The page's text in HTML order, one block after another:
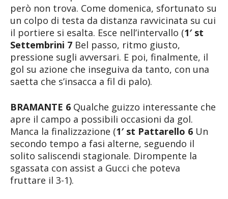
però non trova. Come domenica, sfortunato su
un colpo di testa da distanza ravvicinata su cui
il portiere si esalta. Esce nell’intervallo (1′ st
Settembrini 7 Bel passo, ritmo giusto,
pressione sugli avversari. E poi, finalmente, il
gol su azione che inseguiva da tanto, con una
saetta che s’insacca a fil di palo).
BRAMANTE 6 Qualche guizzo interessante che
apre il campo a possibili occasioni da gol.
Manca la finalizzazione (1′ st Pattarello 6 Un
secondo tempo a fasi alterne, seguendo il
solito saliscendi stagionale. Dirompente la
sgassata con assist a Gucci che poteva
fruttare il 3-1).